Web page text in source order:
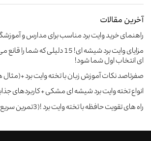
آخرین مقالات
راهنمای خرید وایت‌ برد مناسب برای مدارس و
مزایای وایت برد شیشه ای! 15 دلیلی
ای انتخاب اول شما شود!
صفرتاصد نکات آموزش زبان با تخته وایت برد +(مثال
انواع تخته وایت برد شیشه ای مشکی + کاربردهای
راه های تقویت حافظه با تخته وایت برد !(3تمرین سریع و آسان)